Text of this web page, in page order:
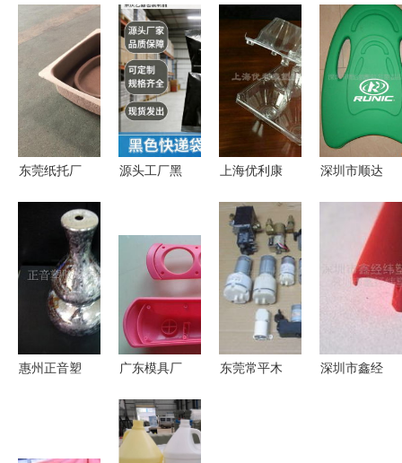
东莞纸托厂
装厂家定制
批发纸浆模
塑包装制品
源头工厂黑
抗撕防水，
多规格现货
批发，助您
降本增效
上海优利康
专业塑胶制
品的品质之
选
深圳市顺达
制品 丝印
产品列表
惠州正音塑
广东模具厂
音响模具开
发 注塑加
东莞常平木
深圳市鑫经